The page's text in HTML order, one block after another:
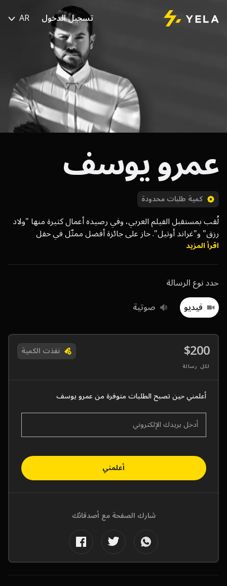
تسجيل الدخول AR
عمرو يوسف
كمية طلبات محدودة
لُقب بمستقبل الفيلم العربي، وفي رصيده أعمال كثيرة منها "ولاد
رزق" و"غراند أوتيل". حاز على جائزة أفضل ممثّل في حفل
"الموريكس دور".
اقرأ المزيد
حدد نوع الرسالة
فيديو
صوتية
$200
لكل رسالة
نفذت الكمية
أعلمني حين تصبح الطلبات متوفرة من عمرو يوسف
أعلمني
شارك الصفحة مع أصدقائك